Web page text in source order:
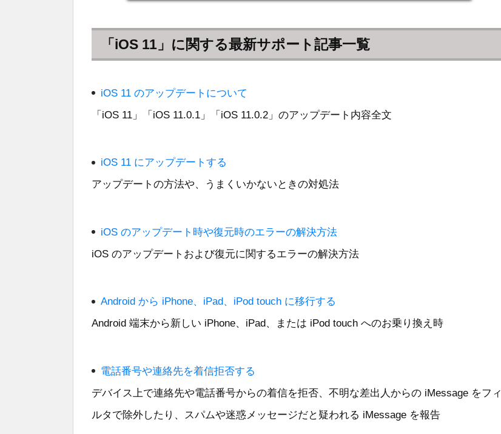
「iOS 11」に関する最新サポート記事一覧
iOS 11 のアップデートについて
「iOS 11」「iOS 11.0.1」「iOS 11.0.2」のアップデート内容全文
iOS 11 にアップデートする
アップデートの方法や、うまくいかないときの対処法
iOS のアップデート時や復元時のエラーの解決方法
iOS のアップデートおよび復元に関するエラーの解決方法
Android から iPhone、iPad、iPod touch に移行する
Android 端末から新しい iPhone、iPad、または iPod touch へのお乗り換え時
電話番号や連絡先を着信拒否する
デバイス上で連絡先や電話番号からの着信を拒否、不明な差出人からの iMessage をフィ
ルタで除外したり、スパムや迷惑メッセージだと疑われる iMessage を報告